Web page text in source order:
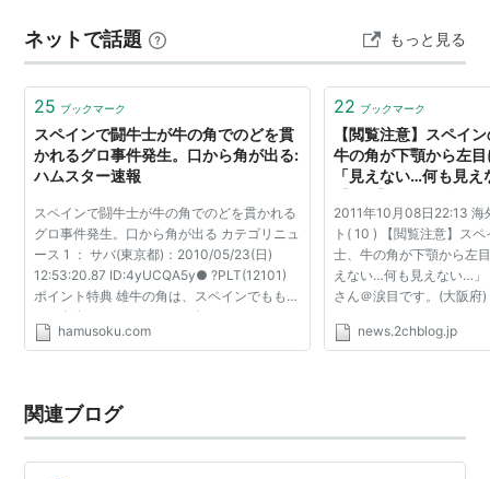
ネットで話題 もっと見る
25 ブックマーク
スペインで闘牛士が牛の角でのどを貫
かれるグロ事件発生。口から角が出る:
ハムスター速報
スペインで闘牛士が牛の角でのどを貫かれる
グロ事件発生。口から角が出る カテゴリニュ
ース 1 ： サバ(東京都)：2010/05/23(日)
12:53:20.87 ID:4yUCQA5y● ?PLT(12101)
ポイント特典 雄牛の角は、スペインでももっ
とも有名なマタドールの一人、 フリオ・アパ
リシオ（41）のあごを砕き、舌を貫いて口か
hamusoku.com
22 ブックマーク
【閲覧注意】スペイ
牛の角が下顎から左
「見えない…何も見
2011年10月08日22:13 海
ト( 10 ) 【閲覧注意】ス
士、牛の角が下顎から左
えない…何も見えない…
さん＠涙目です。(大阪
通、スペインの人気闘牛
news.2chblog.jp
関連ブログ